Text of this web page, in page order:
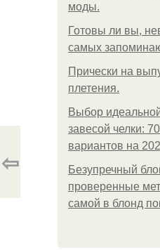
моды.
Готовы ли вы,
самых
Прически на
плетения.
Выбор
завесой челки:
вариантов на
Безупречный
проверенные
самой в блонд
⇦